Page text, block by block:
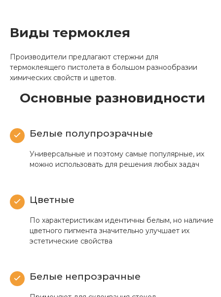
Виды термоклея
Производители предлагают стержни для
термоклеящего пистолета в большом разнообразии
химических свойств и цветов.
Основные разновидности
Белые полупрозрачные
Универсальные и поэтому самые популярные, их
можно использовать для решения любых задач
Цветные
По характеристикам идентичны белым, но наличие
цветного пигмента значительно улучшает их
эстетические свойства
Белые непрозрачные